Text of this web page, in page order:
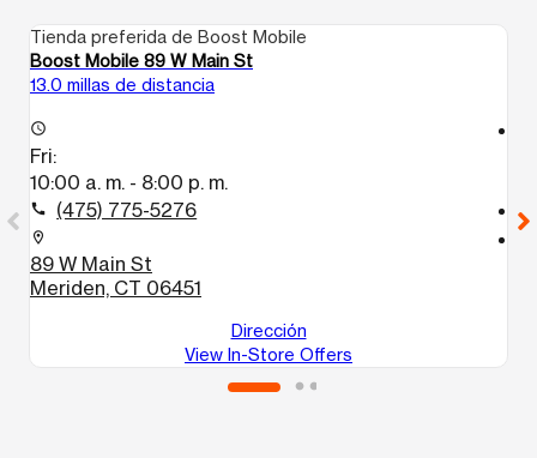
Tienda preferida de Boost Mobile
Boost Mobile 89 W Main St
13.0 millas de distancia
access_time
Fri:
10:00 a. m. - 8:00 p. m.
call (475) 775-5276
location_on
89 W Main St
Meriden, CT 06451
Dirección
View In-Store Offers
call